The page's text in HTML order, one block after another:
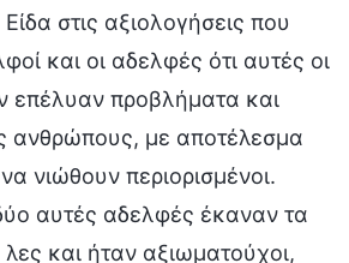
στις αξιολογήσεις που
και οι αδελφές ότι αυτές οι
επέλυαν προβλήματα και
ανθρώπους, με αποτέλεσμα
νιώθουν περιορισμένοι.
αυτές αδελφές έκαναν τα
και ήταν αξιωματούχοι,